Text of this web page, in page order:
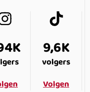
9,6K
volgers
Volgen